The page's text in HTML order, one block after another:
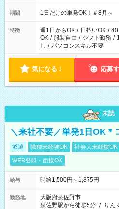
▼18:00～21:00
期間 1日だけの単発OK！＃8月～
特徴 週1日からOK / 日払いOK / 40
OK / 服装自由 / シフト勤務 /
し / パソコンスキル不要
気になる！ 応募
未読
＼来社不要／単発1日OK＊
派遣 職種未経験OK 社会人未経験OK
WEB登録・面接OK
給与 時給1,500円～1,875円
勤務地
大阪府泉佐野市
泉佐野駅から徒歩5分 / りん